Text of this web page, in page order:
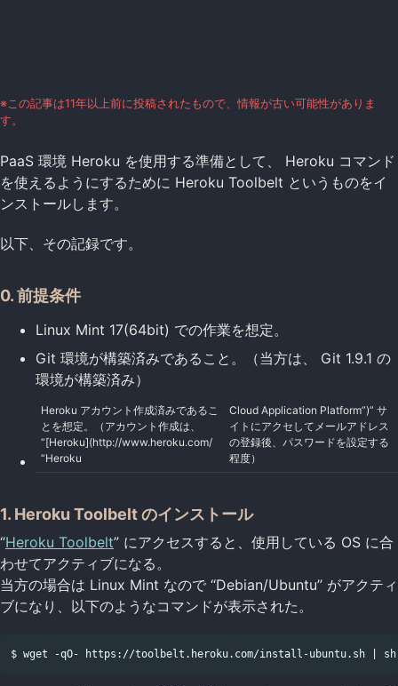
※この記事は11年以上前に投稿されたもので、情報が古い可能性がありま
す。
PaaS 環境 Heroku を使用する準備として、 Heroku コマンド
を使えるようにするために Heroku Toolbelt というものをイ
ンストールします。
以下、その記録です。
0. 前提条件
Linux Mint 17(64bit) での作業を想定。
Git 環境が構築済みであること。（当方は、 Git 1.9.1 の
環境が構築済み）
Heroku アカウント作成済みであるこ
とを想定。（アカウント作成は、
“[Heroku](http://www.heroku.com/
“Heroku
Cloud Application Platform”)” サ
イトにアクセしてメールアドレス
の登録後、パスワードを設定する
程度）
1. Heroku Toolbelt のインストール
“Heroku Toolbelt” にアクセスすると、使用している OS に合
わせてアクティブになる。
当方の場合は Linux Mint なので “Debian/Ubuntu” がアクティ
ブになり、以下のようなコマンドが表示された。